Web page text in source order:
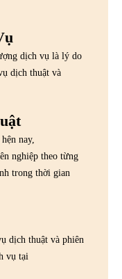
dịch vụ là lý do
dịch thuật và
nay,
nghiệp theo từng
trong thời gian
dịch thuật và phiên
vụ tại